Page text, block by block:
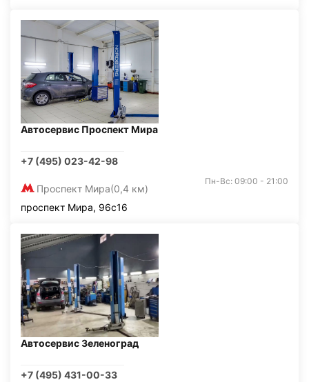
Автосервис Проспект Мира
+7 (495) 023-42-98
Проспект Мира(0,4 км)
Пн-Вс: 09:00 - 21:00
проспект Мира, 96с16
Автосервис Зеленоград
+7 (495) 431-00-33